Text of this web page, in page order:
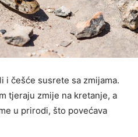
i češće susrete sa zmijama.
tjeraju zmije na kretanje, a
u prirodi, što povećava